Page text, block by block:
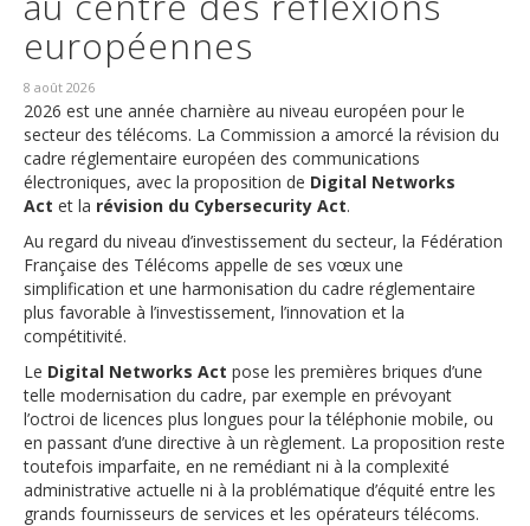
européennes
8 août 2026
2026 est une année charnière au niveau européen pour le
secteur des télécoms. La Commission a amorcé la révision du
cadre réglementaire européen des communications
électroniques, avec la proposition de Digital Networks
Act et la révision du Cybersecurity Act.
Au regard du niveau d’investissement du secteur, la Fédération
Française des Télécoms appelle de ses vœux une
simplification et une harmonisation du cadre réglementaire
plus favorable à l’investissement, l’innovation et la
compétitivité.
Le Digital Networks Act pose les premières briques d’une
telle modernisation du cadre, par exemple en prévoyant
l’octroi de licences plus longues pour la téléphonie mobile, ou
en passant d’une directive à un règlement. La proposition reste
toutefois imparfaite, en ne remédiant ni à la complexité
administrative actuelle ni à la problématique d’équité entre les
grands fournisseurs de services et les opérateurs télécoms.